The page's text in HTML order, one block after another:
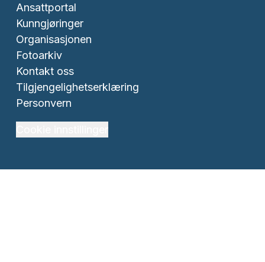
Ansattportal
Kunngjøringer
Organisasjonen
Fotoarkiv
Kontakt oss
Tilgjengelighetserklæring
Personvern